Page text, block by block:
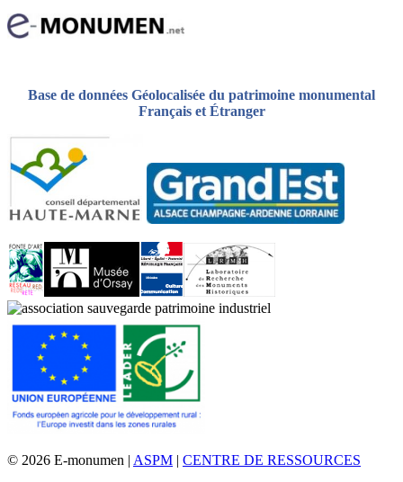
Base de données Géolocalisée du patrimoine monumental
Français et Étranger
© 2026 E-monumen | ASPM | CENTRE DE RESSOURCES